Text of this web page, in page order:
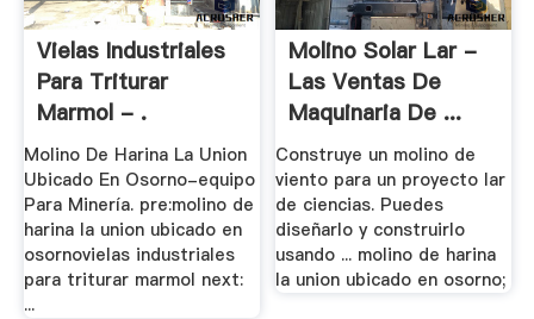
Vielas Industriales
Para Triturar
Marmol - .
Molino De Harina La Union
Ubicado En Osorno-equipo
Para Minería. pre:molino de
harina la union ubicado en
osornovielas industriales
para triturar marmol next:
...
Molino Solar Lar -
Las Ventas De
Maquinaria De ...
Construye un molino de
viento para un proyecto lar
de ciencias. Puedes
diseñarlo y construirlo
usando ... molino de harina
la union ubicado en osorno;